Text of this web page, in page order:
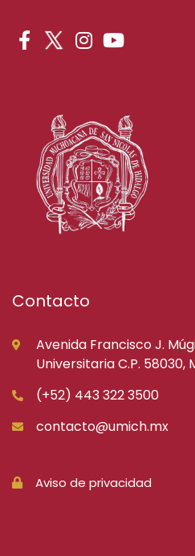
Contacto
Avenida Francisco J.
Universitaria C.P. 58030,
(+52) 443 322 3500
contacto@umich.mx
Aviso de privacidad